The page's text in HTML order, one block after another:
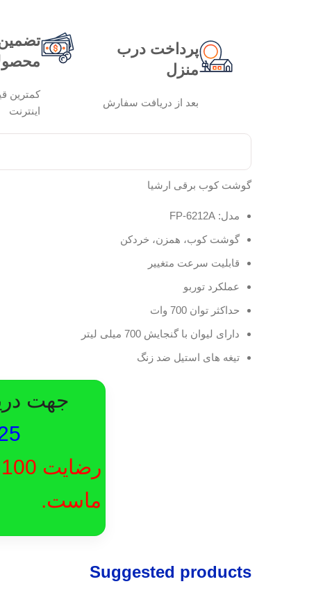
پرداخت درب
منزل
بعد از دریافت سفارش
کمترین
اینترنت
گوشت کوب برقی ارشیا
مدل: FP-6212A
گوشت کوب، همزن، خردکن
قابلیت سرعت متغییر
عملکرد توربو
حداکثر توان 700 وات
دارای لیوان با گنجایش 700 میلی لیتر
تیغه های استیل ضد زنگ
جهت
ماست.
Suggested products